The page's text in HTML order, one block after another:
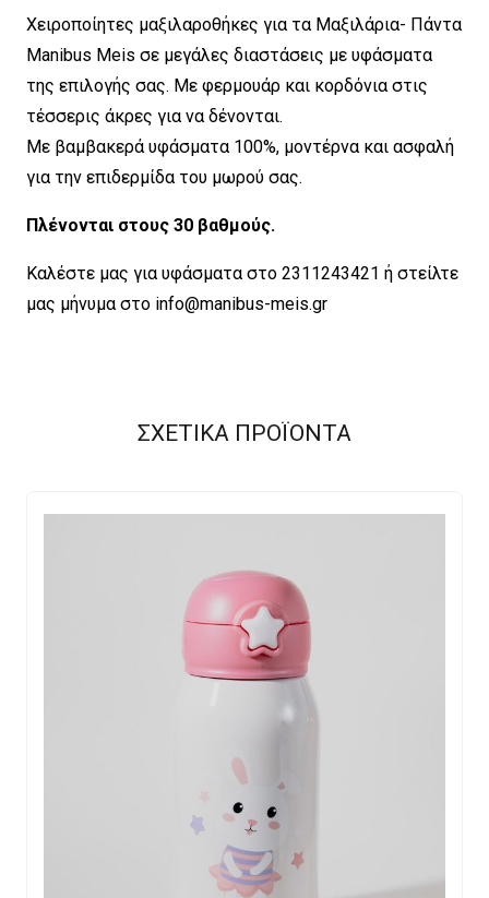
Χειροποίητες μαξιλαροθήκες για τα Μαξιλάρια- Πάντα
Manibus Meis σε μεγάλες διαστάσεις με υφάσματα
της επιλογής σας. Με φερμουάρ και κορδόνια στις
τέσσερις άκρες για να δένονται.
Με βαμβακερά υφάσματα 100%, μοντέρνα και ασφαλή
για την επιδερμίδα του μωρού σας.
Πλένονται στους 30 βαθμούς.
Καλέστε μας για υφάσματα στο 2311243421 ή στείλτε
μας μήνυμα στο info@manibus-meis.gr
ΣΧΕΤΙΚΑ ΠΡΟΪΟΝΤΑ